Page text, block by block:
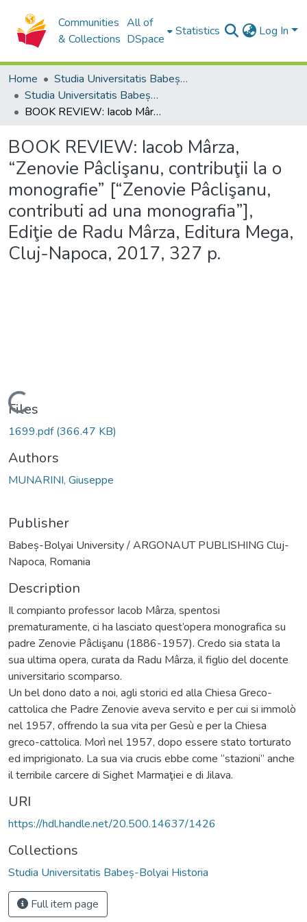
Communities
& Collections
All of
DSpace
Statistics Log In
Home
Studia Universitatis Babeș-Bolyai Collection
Studia Universitatis Babeș-Bolyai Historia
BOOK REVIEW: Iacob Mârza, “Zenovie Pâclişanu, contribuţii la o monografie” [“Zenovie Pâclişanu, contributi ad una monografia”], Ediţie de Radu Mârza, Editura Mega, Cluj-Napoca, 2017, 327 p.
BOOK REVIEW: Iacob Mârza,
“Zenovie Pâclişanu, contribuţii la o
monografie” [“Zenovie Pâclişanu,
contributi ad una monografia”],
Ediţie de Radu Mârza, Editura Mega,
Cluj-Napoca, 2017, 327 p.
Loading...
Files
1699.pdf(366.47 KB)
Authors
MUNARINI, Giuseppe
Publisher
Babeș-Bolyai University / ARGONAUT PUBLISHING Cluj-
Napoca, Romania
Description
Il compianto professor Iacob Mârza, spentosi
prematuramente, ci ha lasciato quest’opera monografica su
padre Zenovie Pâclişanu (1886-1957). Credo sia stata la
sua ultima opera, curata da Radu Mârza, il figlio del docente
universitario scomparso.
Un bel dono dato a noi, agli storici ed alla Chiesa Greco-
cattolica che Padre Zenovie aveva servito e per cui si immolò
nel 1957, offrendo la sua vita per Gesù e per la Chiesa
greco-cattolica. Morì nel 1957, dopo essere stato torturato
ed imprigionato. La sua via crucis ebbe come “stazioni” anche
il terribile carcere di Sighet Marmaţiei e di Jilava.
URI
https://hdl.handle.net/20.500.14637/1426
Collections
Studia Universitatis Babeș-Bolyai Historia
Full item page